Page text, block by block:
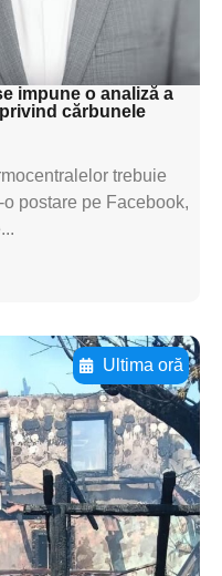
aici
impune o analiză a
cărbunele
trebuie
postare pe Facebook,
Ultima oră
pentru
aici
aici